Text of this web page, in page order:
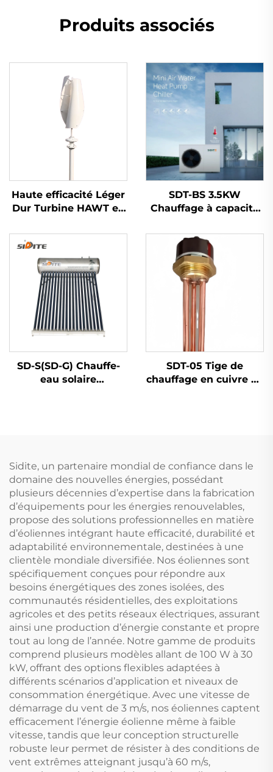
Produits associés
Haute efficacité Léger
Dur Turbine HAWT en
Démarre à faible vent
Options de 3/5 pales
Générateurs éoliens
SDT-BS 3.5KW
Chauffage à capacité
Microordinateur
contrôlé Économique
en énergie
Température de l'eau
jusqu'à 60°C/75°C
pour
SD-S(SD-G) Chauffe-
eau solaire
SDT-05 Tige de
chauffage en cuivre de
pièces de chauffe-eau
pièces
Sidite, un partenaire mondial de confiance dans le
domaine des nouvelles énergies, possédant
plusieurs décennies d’expertise dans la fabrication
d’équipements pour les énergies renouvelables,
propose des solutions professionnelles en matière
d’éoliennes intégrant haute efficacité, durabilité et
adaptabilité environnementale, destinées à une
clientèle mondiale diversifiée. Nos éoliennes sont
spécifiquement conçues pour répondre aux
besoins énergétiques des zones isolées, des
communautés résidentielles, des exploitations
agricoles et des petits réseaux électriques, assurant
ainsi une production d’énergie constante et propre
tout au long de l’année. Notre gamme de produits
comprend plusieurs modèles allant de 100 W à 30
kW, offrant des options flexibles adaptées à
différents scénarios d’application et niveaux de
consommation énergétique. Avec une vitesse de
démarrage du vent de 3 m/s, nos éoliennes captent
efficacement l’énergie éolienne même à faible
vitesse, tandis que leur conception structurelle
robuste leur permet de résister à des conditions de
vent extrêmes atteignant jusqu’à 60 m/s,